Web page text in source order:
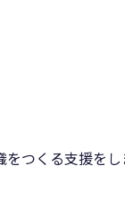
つくる支援をし